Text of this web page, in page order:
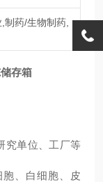
制药/生物制药,
存箱
究单位、工厂等
、白细胞、皮